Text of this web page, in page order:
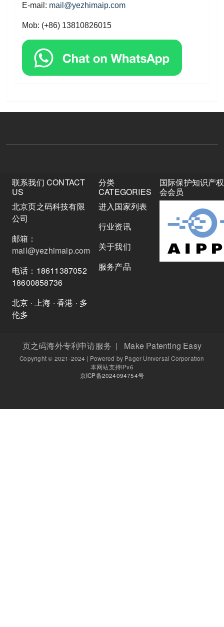
E-mail: mail@yezhimaip.com
Mob: (+86) 13810826015
联系我们 CONTACT
US
北京页之码科技有限
公司
邮箱：
mail@yezhimaip.com
电话：18611387052
18600858736
北京 · 上海 · 香港 · 多
伦多
分类
CATEGORIES
进入国家列表
行业资讯
关于我们
服务产品
国际保护知识产
会会员
页之码海外专利申请服务 | Make Patenting Easy
Copyright © 2021-2024 | Powered by Pager Universal Corporation
本网站支持IPv6
京ICP备2024094754号